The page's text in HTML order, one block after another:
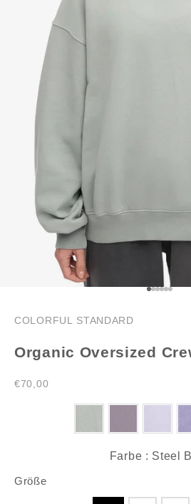
Gehe zu
Gehe zu
Gehe
Gehe
Gehe
COLORFUL STANDARD
Organic Oversized
Angebot
€70,00
Farbe : Steel
Größe